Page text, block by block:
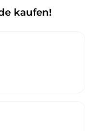
kaufen!